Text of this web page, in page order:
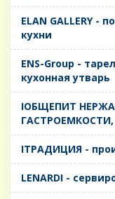
ELAN GALLERY -
кухни
ENS-Group -
кухонная утварь
IОБЩЕПИТ
IТРАДИЦИЯ -
LENARDI -